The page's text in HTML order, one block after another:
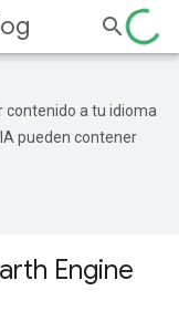
contenido a tu idioma
pueden contener
Engine